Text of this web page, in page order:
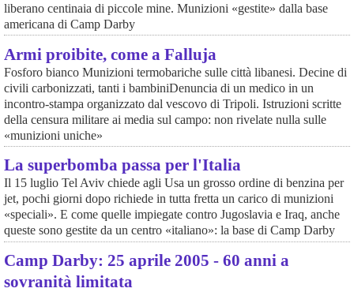
liberano centinaia di piccole mine. Munizioni «gestite» dalla base
americana di Camp Darby
Armi proibite, come a Falluja
Fosforo bianco Munizioni termobariche sulle città libanesi. Decine di
civili carbonizzati, tanti i bambiniDenuncia di un medico in un
incontro-stampa organizzato dal vescovo di Tripoli. Istruzioni scritte
della censura militare ai media sul campo: non rivelate nulla sulle
«munizioni uniche»
La superbomba passa per l'Italia
Il 15 luglio Tel Aviv chiede agli Usa un grosso ordine di benzina per
jet, pochi giorni dopo richiede in tutta fretta un carico di munizioni
«speciali». E come quelle impiegate contro Jugoslavia e Iraq, anche
queste sono gestite da un centro «italiano»: la base di Camp Darby
Camp Darby: 25 aprile 2005 - 60 anni a
sovranità limitata